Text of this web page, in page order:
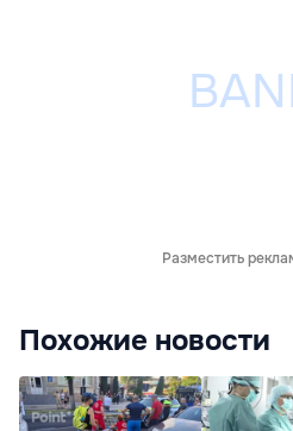
Разместить
Похожие новости